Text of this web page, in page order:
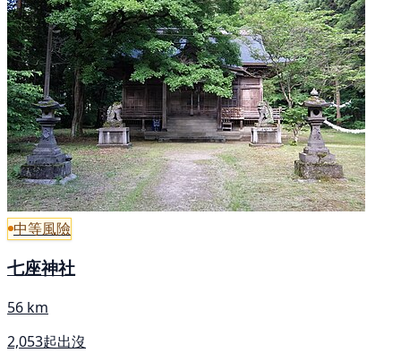
中等風險
七座神社
56 km
2,053起出沒